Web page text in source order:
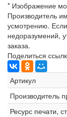
* Изображение
Производитель
усмотрению.
недоразумений,
заказа.
Поделиться
Артикул
Производитель
Ресурс печати,